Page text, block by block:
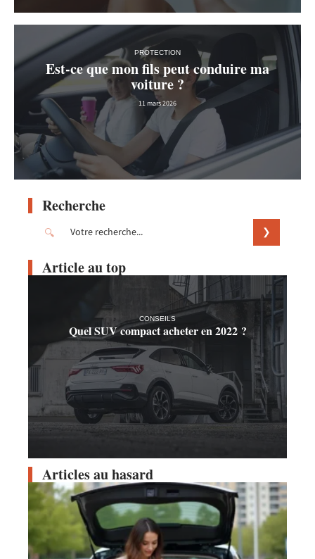
PROTECTION
Est-ce que mon fils peut conduire ma
voiture ?
11 mars 2026
Recherche
Article au top
CONSEILS
Quel SUV compact acheter en 2022 ?
Articles au hasard